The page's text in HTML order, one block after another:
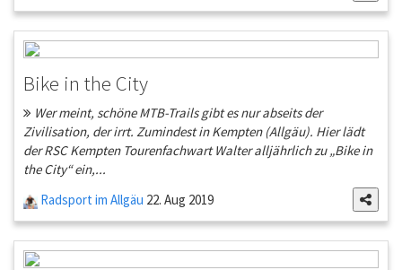
Bike in the City
Wer meint, schöne MTB-Trails gibt es nur abseits der
Zivilisation, der irrt. Zumindest in Kempten (Allgäu). Hier lädt
der RSC Kempten Tourenfachwart Walter alljährlich zu „Bike in
the City“ ein,...
Radsport im Allgäu 22. Aug 2019